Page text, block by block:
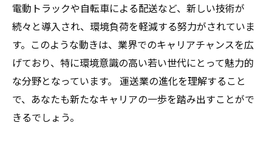
電動トラックや自転車による配送など、新しい技術が
続々と導入され、環境負荷を軽減する努力がされていま
す。このような動きは、業界でのキャリアチャンスを広
げており、特に環境意識の高い若い世代にとって魅力的
な分野となっています。 運送業の進化を理解すること
で、あなたも新たなキャリアの一歩を踏み出すことがで
きるでしょう。